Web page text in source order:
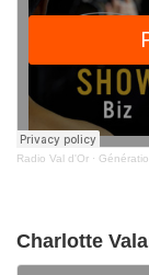
Radio Val d'Or ·
Charlotte